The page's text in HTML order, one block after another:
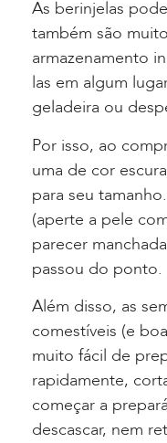
As berinjelas
também são
armazenamento
las em algum
geladeira ou
Por isso, ao
uma de cor
para seu
(aperte a pele
parecer
passou do ponto.
Além disso, as
comestíveis (e
muito fácil de
rapidamente,
começar a
descascar, nem